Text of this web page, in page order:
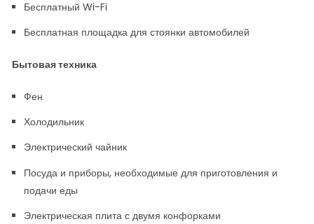
Бесплатный Wi-Fi
Бесплатная площадка для стоянки автомобилей
Бытовая техника
Фен
Холодильник
Электрический чайник
Посуда и приборы, необходимые для приготовления и
подачи еды
Электрическая плита с двумя конфорками